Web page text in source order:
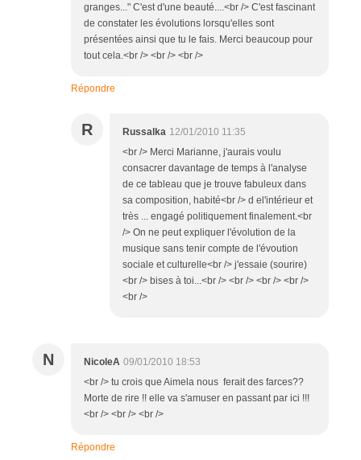
granges..." C'est d'une beauté....<br /> C'est fascinant
de constater les évolutions lorsqu'elles sont
présentées ainsi que tu le fais. Merci beaucoup pour
tout cela.<br /> <br /> <br />
Répondre
R Russalka 12/01/2010 11:35
<br /> Merci Marianne, j'aurais voulu
consacrer davantage de temps à l'analyse
de ce tableau que je trouve fabuleux dans
sa composition, habité<br /> d el'intérieur et
très ... engagé politiquement finalement.<br
/> On ne peut expliquer l'évolution de la
musique sans tenir compte de l'évoution
sociale et culturelle<br /> j'essaie (sourire)
<br /> bises à toi...<br /> <br /> <br /> <br />
<br />
N NicoleA 09/01/2010 18:53
<br /> tu crois que Aimela nous ferait des farces??
Morte de rire !! elle va s'amuser en passant par ici !!!
<br /> <br /> <br />
Répondre